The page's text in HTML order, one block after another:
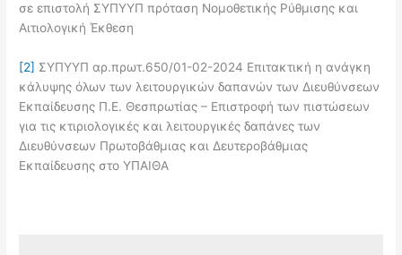
σε επιστολή ΣΥΠΥΥΠ πρόταση Νομοθετικής Ρύθμισης και
Αιτιολογική Έκθεση
[2] ΣΥΠΥΥΠ αρ.πρωτ.650/01-02-2024 Επιτακτική η ανάγκη
κάλυψης όλων των λειτουργικών δαπανών των Διευθύνσεων
Εκπαίδευσης Π.Ε. Θεσπρωτίας – Επιστροφή των πιστώσεων
για τις κτιριολογικές και λειτουργικές δαπάνες των
Διευθύνσεων Πρωτοβάθμιας και Δευτεροβάθμιας
Εκπαίδευσης στο ΥΠΑΙΘΑ